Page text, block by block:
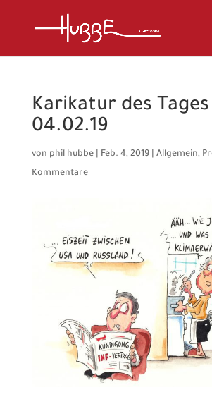
Karikatur des Tages
04.02.19
von phil hubbe| Feb. 4, 2019| Allgemein,
Kommentare